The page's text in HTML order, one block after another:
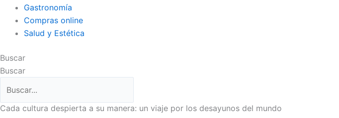
Gastronomía
Compras online
Salud y Estética
Buscar
Buscar
Cada cultura despierta a su manera: un viaje por los desayunos del mundo